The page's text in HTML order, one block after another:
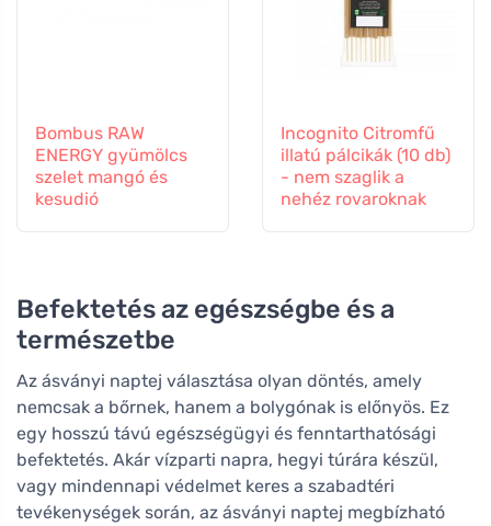
Bombus RAW
ENERGY gyümölcs
szelet mangó és
kesudió
Incognito Citromfű
illatú pálcikák (10 db)
- nem szaglik a
nehéz rovaroknak
Befektetés az egészségbe és a
természetbe
Az ásványi naptej választása olyan döntés, amely
nemcsak a bőrnek, hanem a bolygónak is előnyös. Ez
egy hosszú távú egészségügyi és fenntarthatósági
befektetés. Akár vízparti napra, hegyi túrára készül,
vagy mindennapi védelmet keres a szabadtéri
tevékenységek során, az ásványi naptej megbízható